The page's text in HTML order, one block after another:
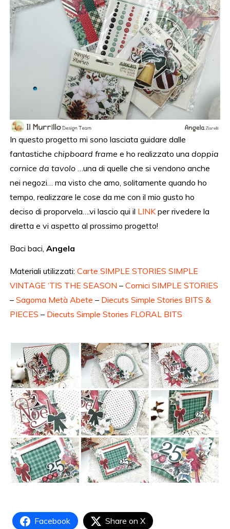
In questo progetto mi sono lasciata guidare dalle
fantastichechipboard frame e ho realizzato unadoppia
cornice da tavolo …una di quelle che si vendono anche
nei negozi… ma visto che amo, solitamente quando ho
tempo, realizzare le cose da me con il mio gusto ho
deciso di proporvela….vi lascio qui il LINK per rivedere la
diretta e vi aspetto al prossimo progetto!
Baci baci,Angela
Materiali utilizzati:Carte SIMPLE STORIES SIMPLE
VINTAGE ‘TIS THE SEASON –Cornici SIMPLE STORIES
–Sagoma Metà Abete – Diecuts Simple Stories BITS &
PIECES – Diecuts Simple Stories FLORAL BITS
Facebook Share on X